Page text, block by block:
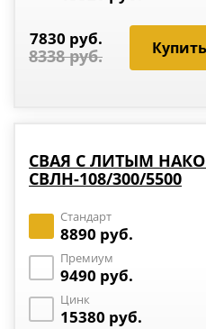
7830 руб.
8338 руб.
СВАЯ С ЛИТЫМ
СВЛН-108/300/5500
Стандарт
8890 руб.
Премиум
9490 руб.
Цинк
15380 руб.